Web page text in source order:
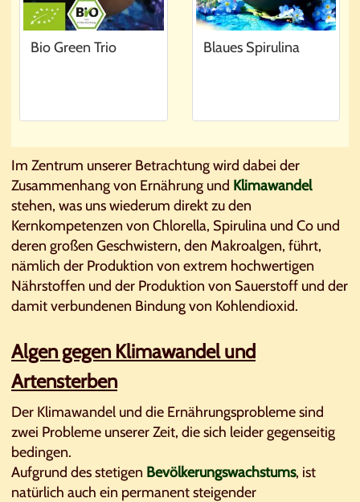
Bio Green Trio Blaues Spirulina
Im Zentrum unserer Betrachtung wird dabei der
Zusammenhang von Ernährung und Klimawandel
stehen, was uns wiederum direkt zu den
Kernkompetenzen von Chlorella, Spirulina und Co und
deren großen Geschwistern, den Makroalgen, führt,
nämlich der Produktion von extrem hochwertigen
Nährstoffen und der Produktion von Sauerstoff und der
damit verbundenen Bindung von Kohlendioxid.
Algen gegen Klimawandel und
Artensterben
Der Klimawandel und die Ernährungsprobleme sind
zwei Probleme unserer Zeit, die sich leider gegenseitig
bedingen.
Aufgrund des stetigen Bevölkerungswachstums, ist
natürlich auch ein permanent steigender